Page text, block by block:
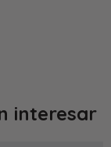
interesar